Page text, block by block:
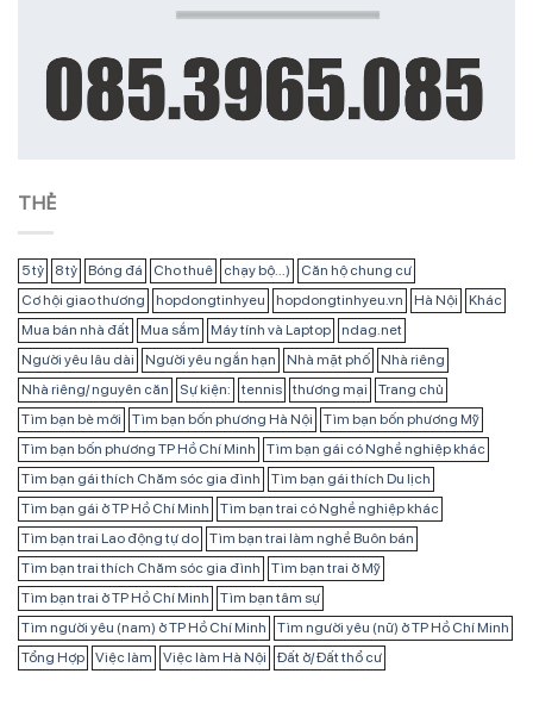
THẺ
5 tỷ 8 tỷ Bóng đá Cho thuê chạy bộ...)
Căn hộ chung cư
Cơ hội giao thương
hopdongtinhyeu hopdongtinhyeu.vn Hà Nội
Khác
Mua bán nhà đất
Mua sắm Máy tính và Laptop
ndag.net
Người yêu lâu dài
Người yêu ngắn hạn Nhà mặt phố
Nhà riêng
Nhà riêng/ nguyên căn
Sự kiện: tennis thương mại
Trang chủ
Tìm bạn bè mới
Tìm bạn bốn phương Hà Nội
Tìm bạn bốn phương Mỹ
Tìm bạn bốn phương TP Hồ Chí Minh
Tìm bạn gái có Nghề nghiệp khác
Tìm bạn gái thích Chăm sóc gia đình
Tìm bạn gái thích Du lịch
Tìm bạn gái ở TP Hồ Chí Minh
Tìm bạn trai có Nghề nghiệp khác
Tìm bạn trai Lao động tự do
Tìm bạn trai làm nghề Buôn bán
Tìm bạn trai thích Chăm sóc gia đình
Tìm bạn trai ở Mỹ
Tìm bạn trai ở TP Hồ Chí Minh
Tìm bạn tâm sự
Tìm người yêu (nam) ở TP Hồ Chí Minh
Tìm người yêu (nữ) ở TP Hồ Chí Minh
Tổng Hợp
Việc làm Việc làm Hà Nội Đất ở/ Đất thổ cư